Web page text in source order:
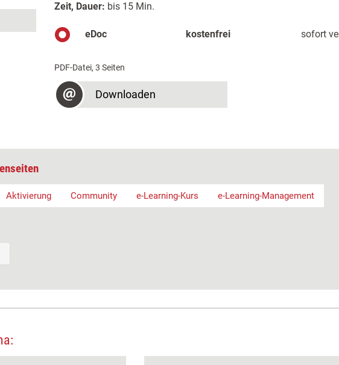
Zeit, Dauer: bis 15 Min.
eDoc kostenfrei sofort
PDF-Datei, 3 Seiten
Downloaden
Aktivierung Community e-Learning-Kurs e-Learning-Management